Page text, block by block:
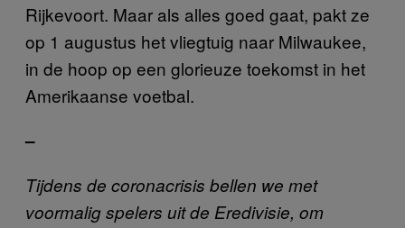
Rijkevoort. Maar als alles goed gaat, pakt ze
op 1 augustus het vliegtuig naar Milwaukee,
in de hoop op een glorieuze toekomst in het
Amerikaanse voetbal.
–
Tijdens de coronacrisis bellen we met
voormalig spelers uit de Eredivisie, om